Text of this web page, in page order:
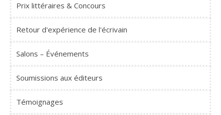
Prix littéraires & Concours
Retour d'expérience de l'écrivain
Salons – Événements
Soumissions aux éditeurs
Témoignages